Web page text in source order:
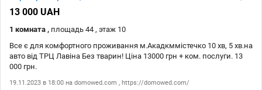
13 000 UAH
1 комната , площадь 44 , этаж 10
Все є для комфортного проживання м.Акадкммістечко 10 хв, 5 хв.на
авто від ТРЦ Лавіна Без тварин! Ціна 13000 грн + ком. послуги. 13
000 грн.
19.11.2023 в 18:00 на domowed.com , https://domowed.com/